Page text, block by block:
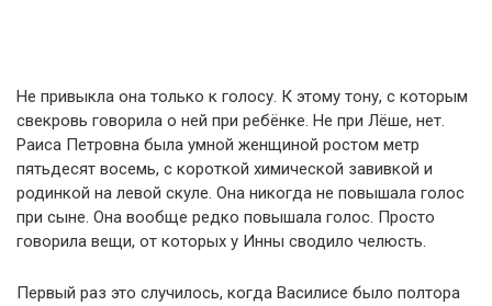
Не привыкла она только к голосу. К этому тону, с которым
свекровь говорила о ней при ребёнке. Не при Лёше, нет.
Раиса Петровна была умной женщиной ростом метр
пятьдесят восемь, с короткой химической завивкой и
родинкой на левой скуле. Она никогда не повышала голос
при сыне. Она вообще редко повышала голос. Просто
говорила вещи, от которых у Инны сводило челюсть.
Первый раз это случилось, когда Василисе было полтора